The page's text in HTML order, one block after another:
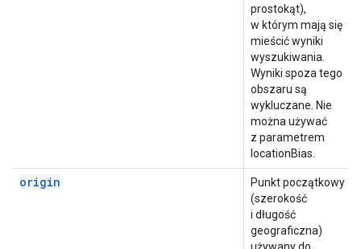
prostokąt),
w którym mają się
mieścić wyniki
wyszukiwania.
Wyniki spoza tego
obszaru są
wykluczane. Nie
można używać
z parametrem
locationBias.
origin
Punkt początkowy
(szerokość
i długość
geograficzna)